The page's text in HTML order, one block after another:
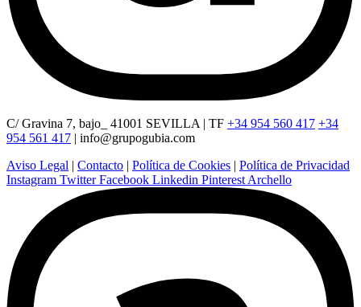
C/ Gravina 7, bajo_ 41001 SEVILLA | TF +34 954 560 417 +34
954 561 417 | info@grupogubia.com
Aviso Legal | Contacto | Política de Cookies | Política de Privacidad
Instagram Twitter Facebook Linkedin Pinterest Archello